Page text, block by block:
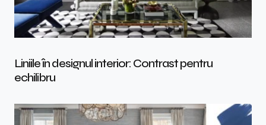
Liniile în designul interior: Contrast pentru
echilibru